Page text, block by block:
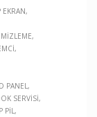
EKRAN
PANEL
SERVISI
PIL